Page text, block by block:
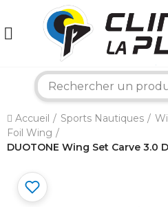
Accueil Sports Nautiques
Foil Wing
DUOTONE Wing Set Carve 3.0